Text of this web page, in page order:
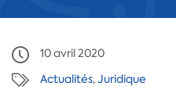
10 avril 2020
Actualités,Juridique